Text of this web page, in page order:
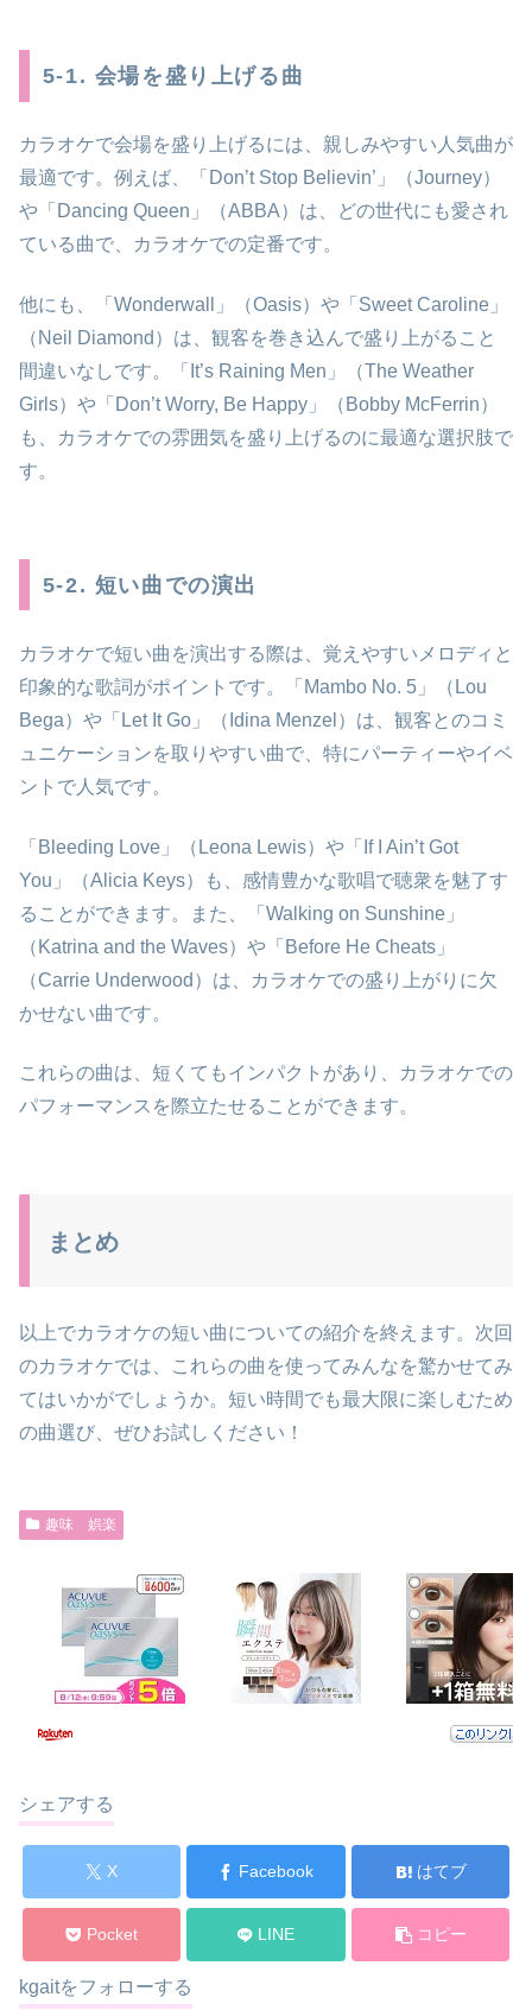
5-1. 会場を盛り上げる曲
カラオケで会場を盛り上げるには、親しみやすい人気曲が
最適です。例えば、「Don’t Stop Believin’」（Journey）
や「Dancing Queen」（ABBA）は、どの世代にも愛され
ている曲で、カラオケでの定番です。
他にも、「Wonderwall」（Oasis）や「Sweet Caroline」
（Neil Diamond）は、観客を巻き込んで盛り上がること
間違いなしです。「It’s Raining Men」（The Weather
Girls）や「Don’t Worry, Be Happy」（Bobby McFerrin）
も、カラオケでの雰囲気を盛り上げるのに最適な選択肢で
す。
5-2. 短い曲での演出
カラオケで短い曲を演出する際は、覚えやすいメロディと
印象的な歌詞がポイントです。「Mambo No. 5」（Lou
Bega）や「Let It Go」（Idina Menzel）は、観客とのコミ
ュニケーションを取りやすい曲で、特にパーティーやイベ
ントで人気です。
「Bleeding Love」（Leona Lewis）や「If I Ain’t Got
You」（Alicia Keys）も、感情豊かな歌唱で聴衆を魅了す
ることができます。また、「Walking on Sunshine」
（Katrina and the Waves）や「Before He Cheats」
（Carrie Underwood）は、カラオケでの盛り上がりに欠
かせない曲です。
これらの曲は、短くてもインパクトがあり、カラオケでの
パフォーマンスを際立たせることができます。
まとめ
以上でカラオケの短い曲についての紹介を終えます。次回
のカラオケでは、これらの曲を使ってみんなを驚かせてみ
てはいかがでしょうか。短い時間でも最大限に楽しむため
の曲選び、ぜひお試しください！
趣味 娯楽
シェアする
X Facebook はてブ
Pocket LINE コピー
kgaitをフォローする